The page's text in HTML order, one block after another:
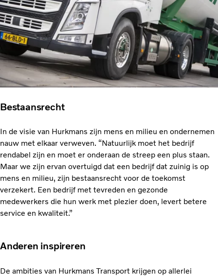
Bestaansrecht
In de visie van Hurkmans zijn mens en milieu en ondernemen
nauw met elkaar verweven. “Natuurlijk moet het bedrijf
rendabel zijn en moet er onderaan de streep een plus staan.
Maar we zijn ervan overtuigd dat een bedrijf dat zuinig is op
mens en milieu, zijn bestaansrecht voor de toekomst
verzekert. Een bedrijf met tevreden en gezonde
medewerkers die hun werk met plezier doen, levert betere
service en kwaliteit.”
Anderen inspireren
De ambities van Hurkmans Transport krijgen op allerlei